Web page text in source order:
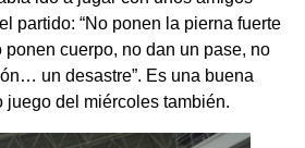
partido: “No ponen la pierna fuerte
ponen cuerpo, no dan un pase, no
un desastre”. Es una buena
juego del miércoles también.